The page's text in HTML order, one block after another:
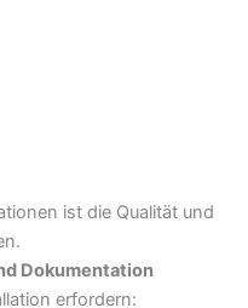
ist die Qualität und
Dokumentation
erfordern: